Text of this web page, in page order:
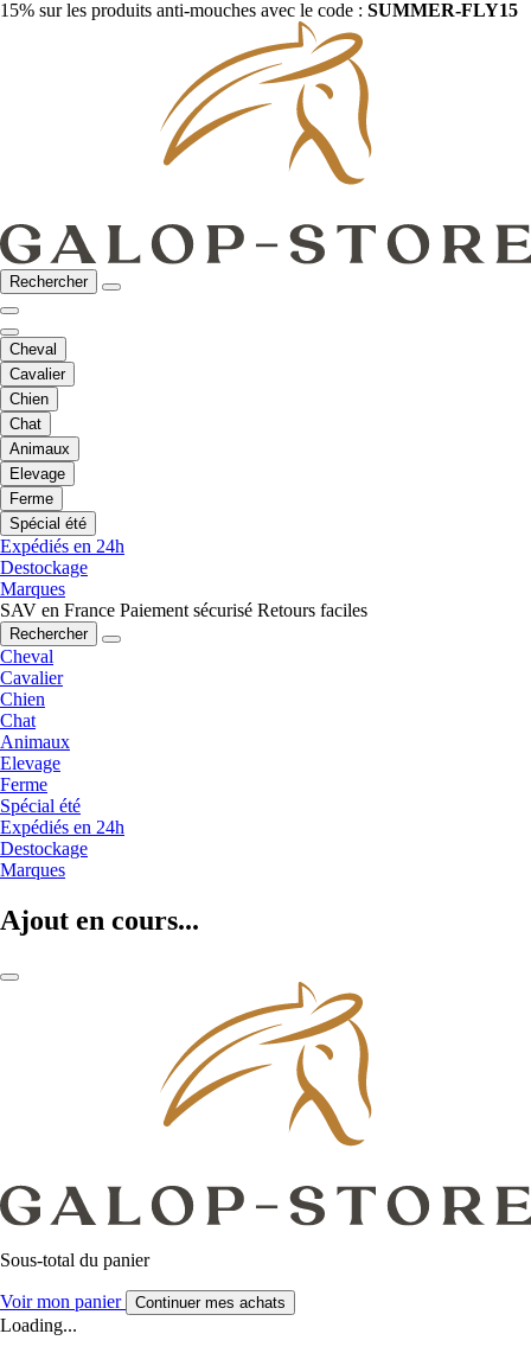
15% sur les produits anti-mouches avec le code : SUMMER-FLY15
Rechercher
Cheval
Cavalier
Chien
Chat
Animaux
Elevage
Ferme
Spécial été
Expédiés en 24h
Destockage
Marques
SAV en France Paiement sécurisé Retours faciles
Rechercher
Cheval
Cavalier
Chien
Chat
Animaux
Elevage
Ferme
Spécial été
Expédiés en 24h
Destockage
Marques
Ajout en cours...
Sous-total du panier
Voir mon panier Continuer mes achats
Loading...